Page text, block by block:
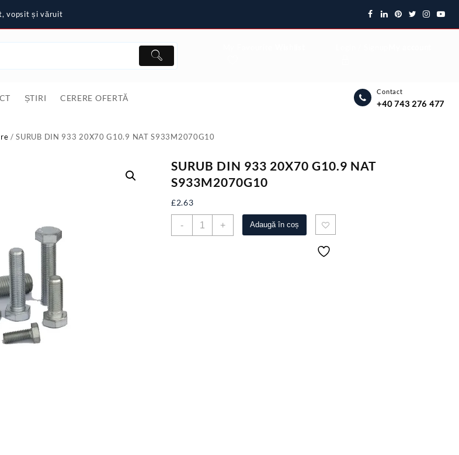
vopsit și văruit
ȘTIRI CERERE OFERTĂ
Contact
+40 743 276 477
/ SURUB DIN 933 20X70 G10.9 NAT S933M2070G10
SURUB DIN 933 20X70 G10.9 NAT
S933M2070G10
£2.63
-
Cantitate+ Adaugă în coș